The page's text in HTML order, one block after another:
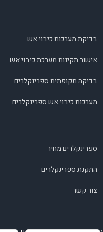
בדיקת מערכות כיבוי אש
אישור תקינות מערכת כיבוי אש
בדיקה תקופתית ספרינקלרים
מערכות כיבוי אש ספרינקלרים
ספרינקלרים מחיר
התקנת ספרינקלרים
צור קשר